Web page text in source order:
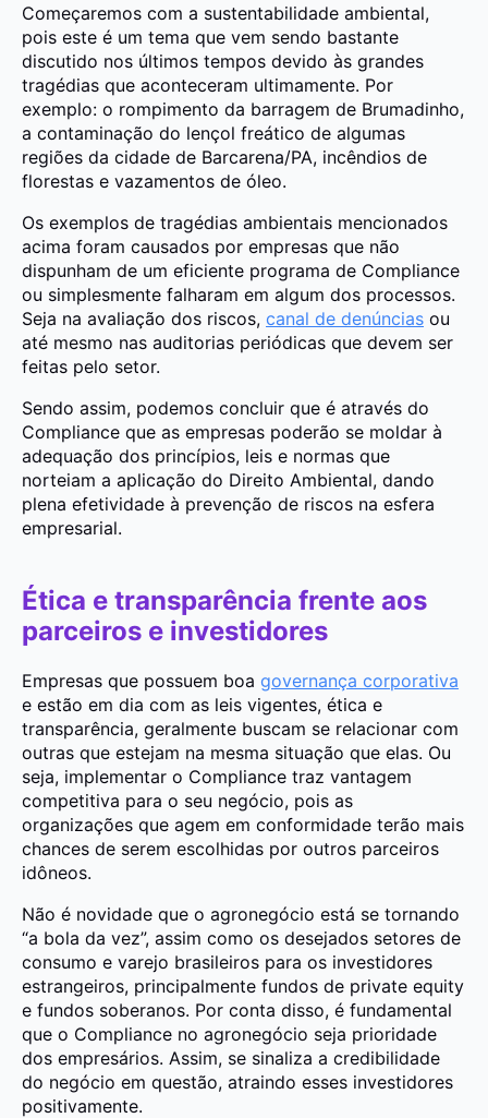
Começaremos com a sustentabilidade ambiental,
pois este é um tema que vem sendo bastante
discutido nos últimos tempos devido às grandes
tragédias que aconteceram ultimamente. Por
exemplo: o rompimento da barragem de Brumadinho,
a contaminação do lençol freático de algumas
regiões da cidade de Barcarena/PA, incêndios de
florestas e vazamentos de óleo.
Os exemplos de tragédias ambientais mencionados
acima foram causados por empresas que não
dispunham de um eficiente programa de Compliance
ou simplesmente falharam em algum dos processos.
Seja na avaliação dos riscos, canal de denúncias ou
até mesmo nas auditorias periódicas que devem ser
feitas pelo setor.
Sendo assim, podemos concluir que é através do
Compliance que as empresas poderão se moldar à
adequação dos princípios, leis e normas que
norteiam a aplicação do Direito Ambiental, dando
plena efetividade à prevenção de riscos na esfera
empresarial.
Ética e transparência frente aos
parceiros e investidores
Empresas que possuem boa governança corporativa
e estão em dia com as leis vigentes, ética e
transparência, geralmente buscam se relacionar com
outras que estejam na mesma situação que elas. Ou
seja, implementar o Compliance traz vantagem
competitiva para o seu negócio, pois as
organizações que agem em conformidade terão mais
chances de serem escolhidas por outros parceiros
idôneos.
Não é novidade que o agronegócio está se tornando
“a bola da vez”, assim como os desejados setores de
consumo e varejo brasileiros para os investidores
estrangeiros, principalmente fundos de private equity
e fundos soberanos. Por conta disso, é fundamental
que o Compliance no agronegócio seja prioridade
dos empresários. Assim, se sinaliza a credibilidade
do negócio em questão, atraindo esses investidores
positivamente.